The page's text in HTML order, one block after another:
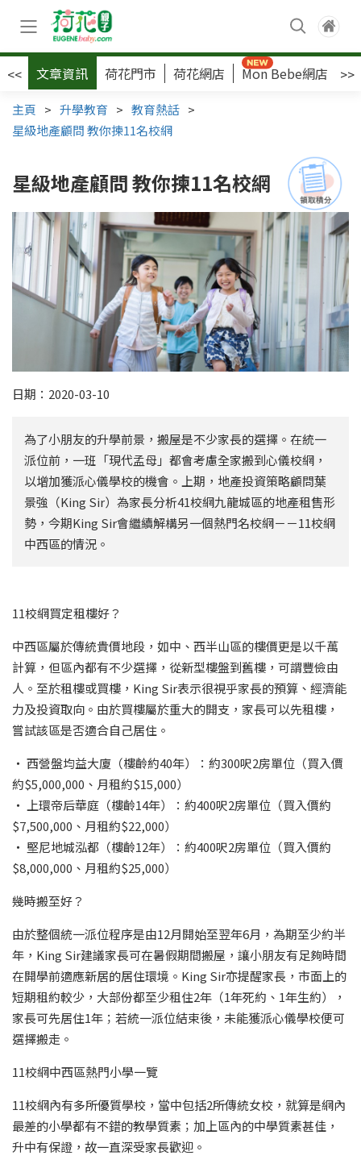
<< 文章資訊 荷花門市 荷花網店 Mon Bebe網店 >>
主頁 > 升學教育 > 教育熱話 >
星級地產顧問 教你揀11名校網
星級地產顧問 教你揀11名校網
日期：2020-03-10
為了小朋友的升學前景，搬屋是不少家長的選擇。在統一
派位前，一班「現代孟母」都會考慮全家搬到心儀校網，
以增加獲派心儀學校的機會。上期，地產投資策略顧問葉
景強（King Sir）為家長分析41校網九龍城區的地產租售形
勢，今期King Sir會繼續解構另一個熱門名校網－－11校網
中西區的情況。
11校網買定租樓好？
中西區屬於傳統貴價地段，如中、西半山區的樓價更是以千萬
計算，但區內都有不少選擇，從新型樓盤到舊樓，可謂豐儉由
人。至於租樓或買樓，King Sir表示很視乎家長的預算、經濟能
力及投資取向。由於買樓屬於重大的開支，家長可以先租樓，
嘗試該區是否適合自己居住。
‧ 西營盤均益大廈（樓齡約40年）：約300呎2房單位（買入價
約$5,000,000、月租約$15,000）
‧ 上環帝后華庭（樓齡14年）：約400呎2房單位（買入價約
$7,500,000、月租約$22,000）
‧ 堅尼地城泓都（樓齡12年）：約400呎2房單位（買入價約
$8,000,000、月租約$25,000）
幾時搬至好？
由於整個統一派位程序是由12月開始至翌年6月，為期至少約半
年，King Sir建議家長可在暑假期間搬屋，讓小朋友有足夠時間
在開學前適應新居的居住環境。King Sir亦提醒家長，市面上的
短期租約較少，大部份都至少租住2年（1年死約、1年生約），
家長可先居住1年；若統一派位結束後，未能獲派心儀學校便可
選擇搬走。
11校網中西區熱門小學一覽
11校網內有多所優質學校，當中包括2所傳統女校，就算是網內
最差的小學都有不錯的教學質素；加上區內的中學質素甚佳，
升中有保證，故一直深受家長歡迎。